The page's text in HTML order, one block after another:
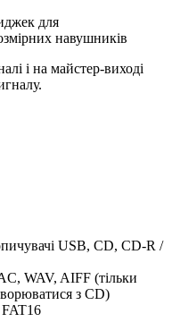
для
навушників
і на майстер-виході
USB, CD, CD-R /
WAV, AIFF (тільки
з CD)